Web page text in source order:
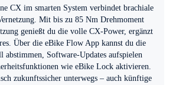
CX im smarten System verbindet brachiale
Mit bis zu 85 Nm Drehmoment
genießt du die volle CX-Power, ergänzt
Über die eBike Flow App kannst du die
Software-Updates aufspielen
wie eBike Lock aktivieren.
zukunftssicher unterwegs – auch künftige